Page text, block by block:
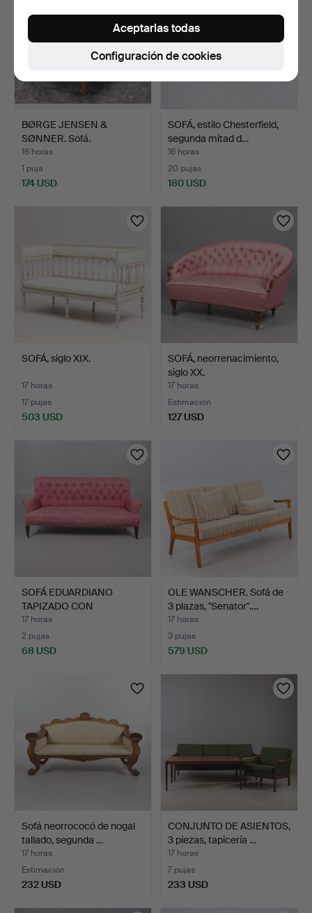
BØRGE JENSEN &
SØNNER. Sofá.
16 horas
1 puja
174 USD
SOFÁ, estilo Chesterfield,
segunda mitad d…
16 horas
20 pujas
180 USD
SOFÁ, siglo XIX.
17 horas
17 pujas
503 USD
SOFÁ, neorrenacimiento,
siglo XX.
17 horas
Estimación
127 USD
SOFÁ EDUARDIANO
TAPIZADO CON
RESPALDO ABOT…
17 horas
2 pujas
68 USD
OLE WANSCHER. Sofá de
3 plazas, "Senator".…
17 horas
3 pujas
579 USD
Sofá neorrococó de nogal
tallado, segunda …
17 horas
Estimación
232 USD
CONJUNTO DE ASIENTOS,
3 piezas, tapicería …
17 horas
7 pujas
233 USD
Configuración de cookies
Aceptarlas todas